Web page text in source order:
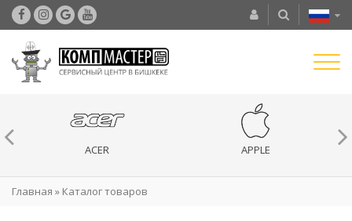
ACER APPLE
Главная » Каталог товаров